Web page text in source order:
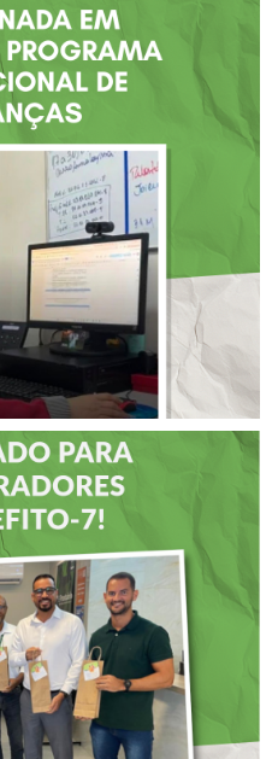
COM
BAHIA É
EM
DE
PAIS É
PARA
DO
7